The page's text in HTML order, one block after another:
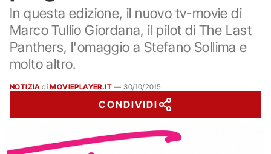
In questa edizione, il nuovo tv-movie di
Marco Tullio Giordana, il pilot di The Last
Panthers, l'omaggio a Stefano Sollima e
molto altro.
NOTIZIA di MOVIEPLAYER.IT —30/10/2015
CONDIVIDI